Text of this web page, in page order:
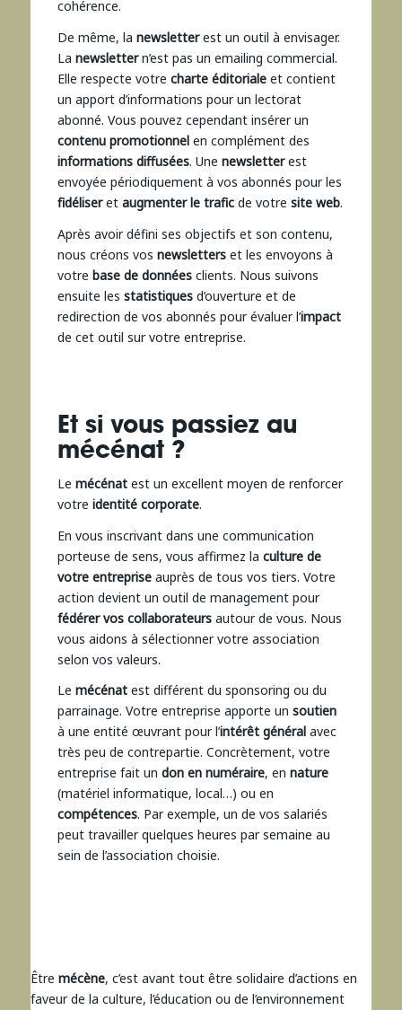
cohérence.
De même, la newsletterest un outil à envisager.
La newslettern’est pas un emailing commercial.
Elle respecte votre charte éditorialeet contient
un apport d’informations pour un lectorat
abonné. Vous pouvez cependant insérer un
contenu promotionnelen complément des
informations diffusées. Une newsletterest
envoyée périodiquement à vos abonnés pour les
fidéliseret augmenter le traficde votre site web.
Après avoir défini ses objectifs et son contenu,
nous créons vos newsletterset les envoyons à
votre base de donnéesclients. Nous suivons
ensuite les statistiquesd’ouverture et de
redirection de vos abonnés pour évaluer l’impact
de cet outil sur votre entreprise.
Et si vous passiez au
mécénat ?
Le mécénatest un excellent moyen de renforcer
votre identité corporate.
En vous inscrivant dans une communication
porteuse de sens, vous affirmez la culture de
votre entrepriseauprès de tous vos tiers. Votre
action devient un outil de management pour
fédérer vos collaborateursautour de vous. Nous
vous aidons à sélectionner votre association
selon vos valeurs.
Le mécénatest différent du sponsoring ou du
parrainage. Votre entreprise apporte un soutien
à une entité œuvrant pour l’intérêt généralavec
très peu de contrepartie. Concrètement, votre
entreprise fait un don en numéraire, en nature
(matériel informatique, local…) ou en
compétences. Par exemple, un de vos salariés
peut travailler quelques heures par semaine au
sein de l’association choisie.
Être mécène, c’est avant tout être solidaire d’actions en
faveur de la culture, l’éducation ou de l’environnement